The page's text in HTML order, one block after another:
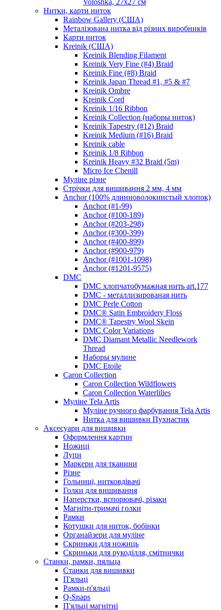
Нитки, карти ниток
Rainbow Gallery (США)
Металізована нитка від різних виробників
Карти ниток
Kreinik (США)
Kreinik Blending Filament
Kreinik Very Fine (#4) Braid
Kreinik Fine (#8) Braid
Kreinik Japan Thread #1, #5 & #7
Kreinik Ombre
Kreinik Cord
Kreinik 1/16 Ribbon
Kreinik Collection (наборы ниток)
Kreinik Tapestry (#12) Braid
Kreinik Medium (#16) Braid
Kreinik cable
Kreinik 1/8 Ribbon
Kreinik Heavy #32 Braid (5m)
Micro Ice Chenill
Муліне різне
Стрічки для вишивання 2 мм, 4 мм
Anchor (100% длинноволокнистый хлопок)
Anchor (#1-99)
Anchor (#100-189)
Anchor (#203-298)
Anchor (#300-399)
Anchor (#400-899)
Anchor (#900-979)
Anchor (#1001-1098)
Anchor (#1201-9575)
DMC
DMC хлопчатобумажная нить art.177
DMC - металлизированая нить
DMC Perle Cotton
DMC® Satin Embroidery Floss
DMC® Tapestry Wool Skein
DMC Color Variations
DMC Diamant Metallic Needlework
Thread
Наборы мулине
DMC Etoile
Caron Collection
Caron Collection Wildflowers
Caron Collection Waterlilies
Муліне Tela Artis
Муліне ручного фарбування Tela Artis
Нитка для вишивки Пухнастик
Аксесуари для вишивки
Оформлення картин
Ножиці
Лупи
Маркери для тканини
Різне
Гольниці, нитковдівачі
Голки для вишивання
Наперстки, вспорювачі, різаки
Магніти-тримачі голки
Рамки
Котушки для ниток, бобінки
Органайзери для муліне
Скриньки для ножиць
Скриньки для рукоділля, смітнички
Станки, рамки, пяльца
Станки для вишивки
П'яльці
Рамки-п'яльці
Q-Snaps
П'яльці магнітні